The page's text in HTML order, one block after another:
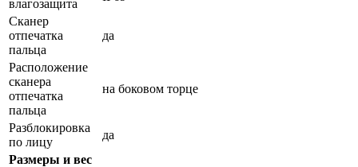
влагозащита
Сканер
отпечатка
пальца
да
Расположение
сканера
отпечатка
пальца
на боковом торце
Разблокировка
по лицу
да
Размеры и вес